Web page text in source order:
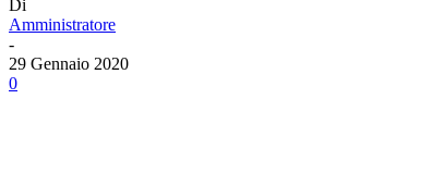
Di
Amministratore
-
29 Gennaio 2020
0